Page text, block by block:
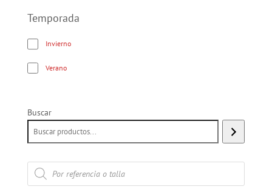
Temporada
Invierno
Verano
Buscar
Búsqueda
de
productos